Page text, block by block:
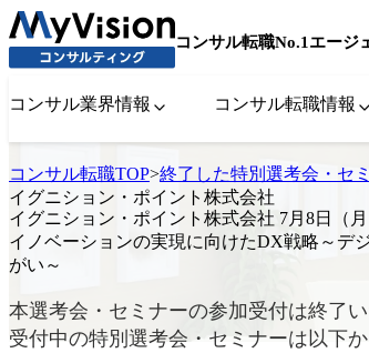
コンサル転職No.1エージ
コンサル業界情報 コンサル転職情報
コンサル転職TOP>終了した特別選考会・セ
イグニション・ポイント株式会社
イグニション・ポイント株式会社 7月8日（
イノベーションの実現に向けたDX戦略～デ
がい～
本選考会・セミナーの参加受付は終了い
受付中の特別選考会・セミナーは以下か